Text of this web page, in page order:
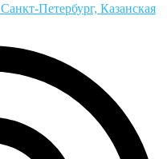
Санкт-Петербург, Казанская